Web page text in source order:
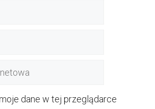
dane w tej przeglądarce